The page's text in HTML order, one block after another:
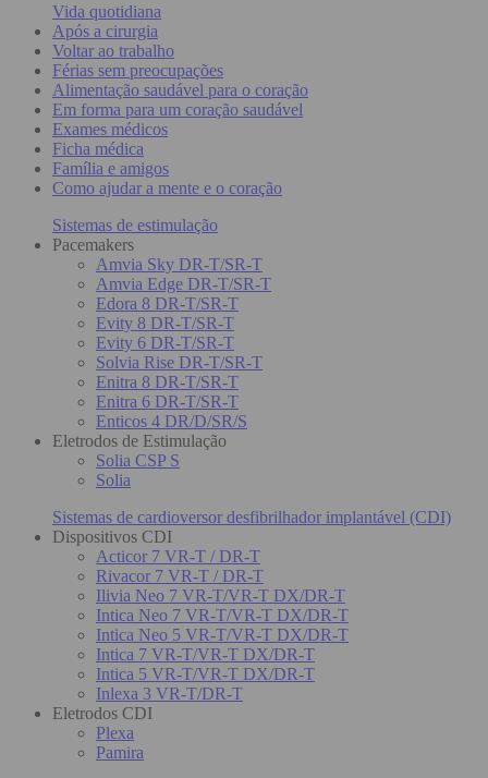
Vida quotidiana
Após a cirurgia
Voltar ao trabalho
Férias sem preocupações
Alimentação saudável para o coração
Em forma para um coração saudável
Exames médicos
Ficha médica
Família e amigos
Como ajudar a mente e o coração
Sistemas de estimulação
Pacemakers
Amvia Sky DR-T/SR-T
Amvia Edge DR-T/SR-T
Edora 8 DR-T/SR-T
Evity 8 DR-T/SR-T
Evity 6 DR-T/SR-T
Solvia Rise DR-T/SR-T
Enitra 8 DR-T/SR-T
Enitra 6 DR-T/SR-T
Enticos 4 DR/D/SR/S
Eletrodos de Estimulação
Solia CSP S
Solia
Sistemas de cardioversor desfibrilhador implantável (CDI)
Dispositivos CDI
Acticor 7 VR-T / DR-T
Rivacor 7 VR-T / DR-T
Ilivia Neo 7 VR-T/VR-T DX/DR-T
Intica Neo 7 VR-T/VR-T DX/DR-T
Intica Neo 5 VR-T/VR-T DX/DR-T
Intica 7 VR-T/VR-T DX/DR-T
Intica 5 VR-T/VR-T DX/DR-T
Inlexa 3 VR-T/DR-T
Eletrodos CDI
Plexa
Pamira